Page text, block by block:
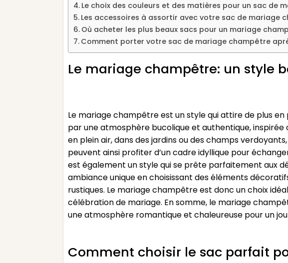
Le choix des couleurs et des matières pour un sac de
Les accessoires à assortir avec votre sac de mariage
Où acheter les plus beaux sacs pour un mariage
Comment porter votre sac de mariage champêtre
Le mariage champêtre: un style
Le mariage champêtre est un style qui attire de plus
par une atmosphère bucolique et authentique,
en plein air, dans des jardins ou des champs
peuvent ainsi profiter d’un cadre idyllique pour
est également un style qui se prête parfaitement aux
ambiance unique en choisissant des éléments
rustiques. Le mariage champêtre est donc un choix
célébration de mariage. En somme, le mariage
une atmosphère romantique et chaleureuse pour un
Comment choisir le sac parfait